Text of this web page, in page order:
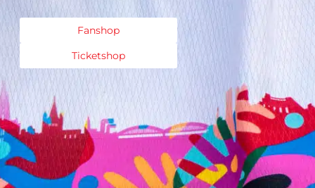
Fanshop
Ticketshop